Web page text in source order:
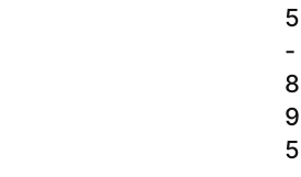
5
-
8
9
5